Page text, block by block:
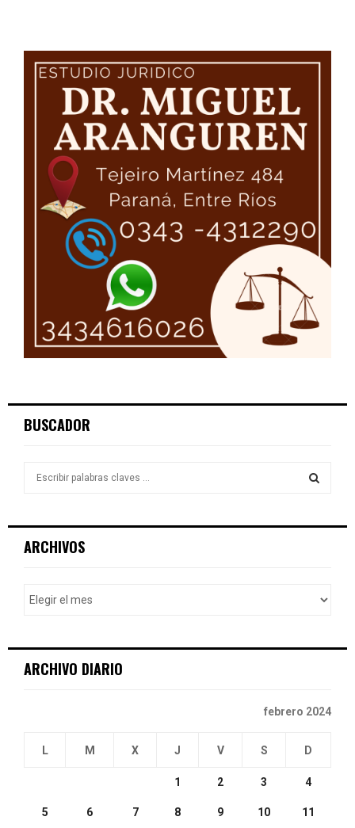
BUSCADOR
h
ARCHIVOS
ARCHIVO DIARIO
febrero 2024
L M X J V S D
1 2 3 4
5 6 7 8 9 10 11